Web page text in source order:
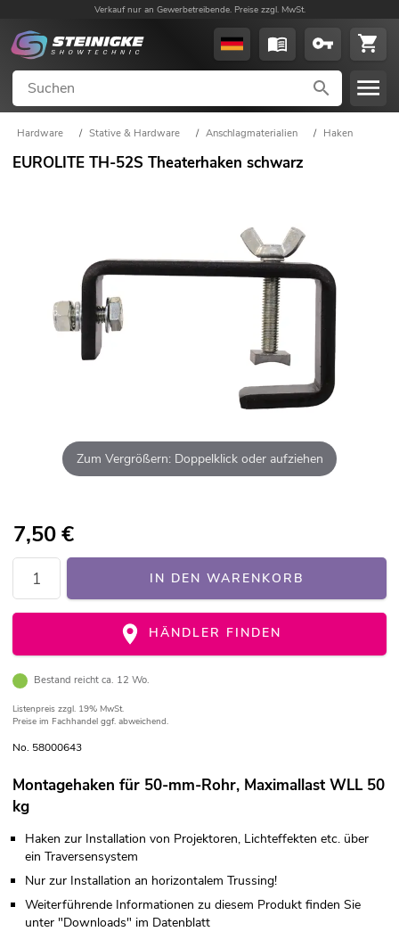
Verkauf nur an Gewerbetreibende. Preise zzgl. MwSt.
Hardware / Stative & Hardware / Anschlagmaterialien / Haken
EUROLITE TH-52S Theaterhaken schwarz
Zum Vergrößern: Doppelklick oder aufziehen
7,50€
IN DEN WARENKORB
HÄNDLER FINDEN
Bestand reicht ca. 12 Wo.
Listenpreis zzgl. 19% MwSt.
Preise im Fachhandel ggf. abweichend.
No. 58000643
Montagehaken für 50-mm-Rohr, Maximallast WLL 50
kg
Haken zur Installation von Projektoren, Lichteffekten etc. über
ein Traversensystem
Nur zur Installation an horizontalem Trussing!
Weiterführende Informationen zu diesem Produkt finden Sie
unter "Downloads" im Datenblatt